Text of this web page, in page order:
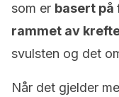
som er basert på
rammet av
svulsten og det
Når det gjelder